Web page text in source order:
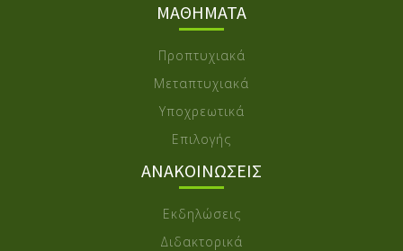
ΜΑΘΗΜΑΤΑ
Προπτυχιακά
Μεταπτυχιακά
Υποχρεωτικά
Επιλογής
ΑΝΑΚΟΙΝΩΣΕΙΣ
Εκδηλώσεις
Διδακτορικά